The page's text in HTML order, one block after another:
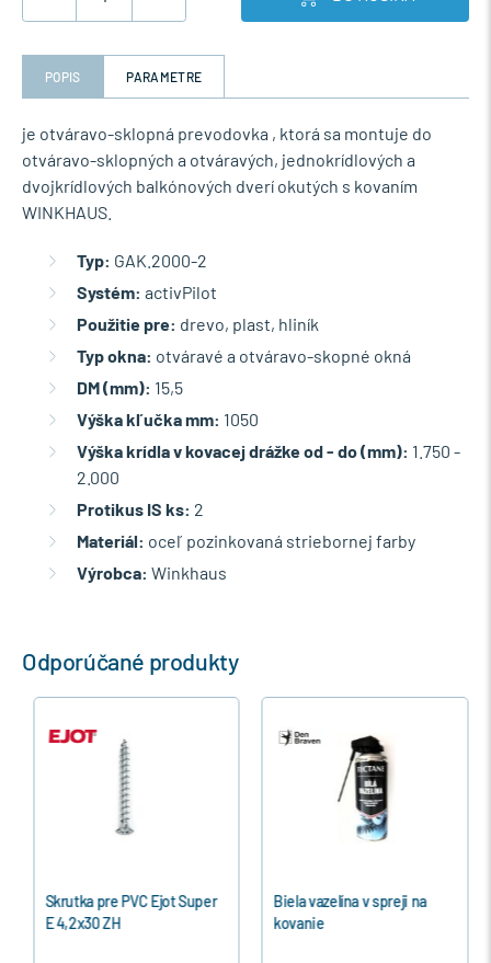
POPIS PARAMETRE
je otváravo-sklopná prevodovka , ktorá sa montuje do
otváravo-sklopných a otváravých, jednokrídlových a
dvojkrídlových balkónových dverí okutých s kovaním
WINKHAUS.
Typ: GAK.2000-2
Systém: activPilot
Použitie pre: drevo, plast, hliník
Typ okna: otváravé a otváravo-skopné okná
DM (mm): 15,5
Výška kľučka mm: 1050
Výška krídla v kovacej drážke od - do (mm): 1.750 -
2.000
Protikus IS ks: 2
Materiál: oceľ pozinkovaná striebornej farby
Výrobca: Winkhaus
Odporúčané produkty
Skrutka pre PVC Ejot Super
E 4,2x30 ZH
Biela vazelína v spreji na
kovanie